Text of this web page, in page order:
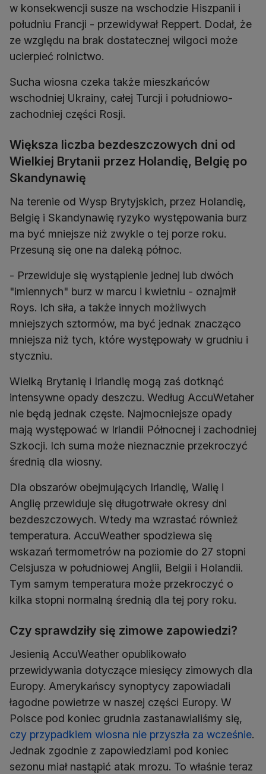
w konsekwencji susze na wschodzie Hiszpanii i
południu Francji - przewidywał Reppert. Dodał, że
ze względu na brak dostatecznej wilgoci może
ucierpieć rolnictwo.
Sucha wiosna czeka także mieszkańców
wschodniej Ukrainy, całej Turcji i południowo-
zachodniej części Rosji.
Większa liczba bezdeszczowych dni od
Wielkiej Brytanii przez Holandię, Belgię po
Skandynawię
Na terenie od Wysp Brytyjskich, przez Holandię,
Belgię i Skandynawię ryzyko występowania burz
ma być mniejsze niż zwykle o tej porze roku.
Przesuną się one na daleką północ.
- Przewiduje się wystąpienie jednej lub dwóch
"imiennych" burz w marcu i kwietniu - oznajmił
Roys. Ich siła, a także innych możliwych
mniejszych sztormów, ma być jednak znacząco
mniejsza niż tych, które występowały w grudniu i
styczniu.
Wielką Brytanię i Irlandię mogą zaś dotknąć
intensywne opady deszczu. Według AccuWetaher
nie będą jednak częste. Najmocniejsze opady
mają występować w Irlandii Północnej i zachodniej
Szkocji. Ich suma może nieznacznie przekroczyć
średnią dla wiosny.
Dla obszarów obejmujących Irlandię, Walię i
Anglię przewiduje się długotrwałe okresy dni
bezdeszczowych. Wtedy ma wzrastać również
temperatura. AccuWeather spodziewa się
wskazań termometrów na poziomie do 27 stopni
Celsjusza w południowej Anglii, Belgii i Holandii.
Tym samym temperatura może przekroczyć o
kilka stopni normalną średnią dla tej pory roku.
Czy sprawdziły się zimowe zapowiedzi?
Jesienią AccuWeather opublikowało
przewidywania dotyczące miesięcy zimowych dla
Europy. Amerykańscy synoptycy zapowiadali
łagodne powietrze w naszej części Europy. W
Polsce pod koniec grudnia zastanawialiśmy się,
czy przypadkiem wiosna nie przyszła za wcześnie.
Jednak zgodnie z zapowiedziami pod koniec
sezonu miał nastąpić atak mrozu. To właśnie teraz